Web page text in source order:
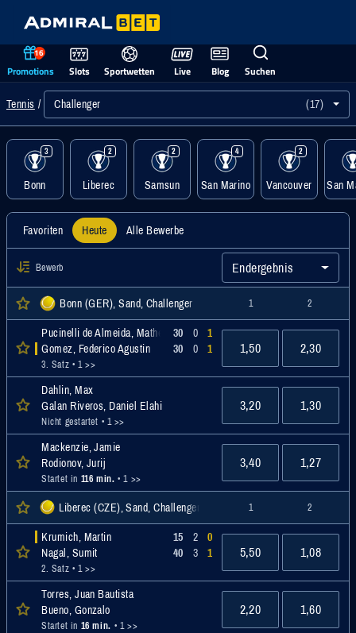
16
Promotions Slots Sportwetten Live Blog Suchen
Tennis Challenger (17)
3
Bonn
2
Liberec
2
Samsun
4
San Marino
2
Vancouver San
Favoriten Heute Alle Bewerbe
Bewerb Endergebnis
Bonn (GER), Sand, Challenger 1 2
Pucinelli de Almeida, Matheus
Gomez, Federico Agustin
3. Satz • 1 >>
30
30
0
0
1
1
1,50 2,30
Dahlin, Max
Galan Riveros, Daniel Elahi
Nicht gestartet • 1 >>
3,20 1,30
Mackenzie, Jamie
Rodionov, Jurij
Startet in 116 min. • 1 >>
3,40 1,27
Liberec (CZE), Sand, Challenger 1 2
Krumich, Martin
Nagal, Sumit
2. Satz • 1 >>
15
40
2
3
0
1
5,50 1,08
Torres, Juan Bautista
Bueno, Gonzalo
Startet in 16 min. • 1 >>
2,20 1,60